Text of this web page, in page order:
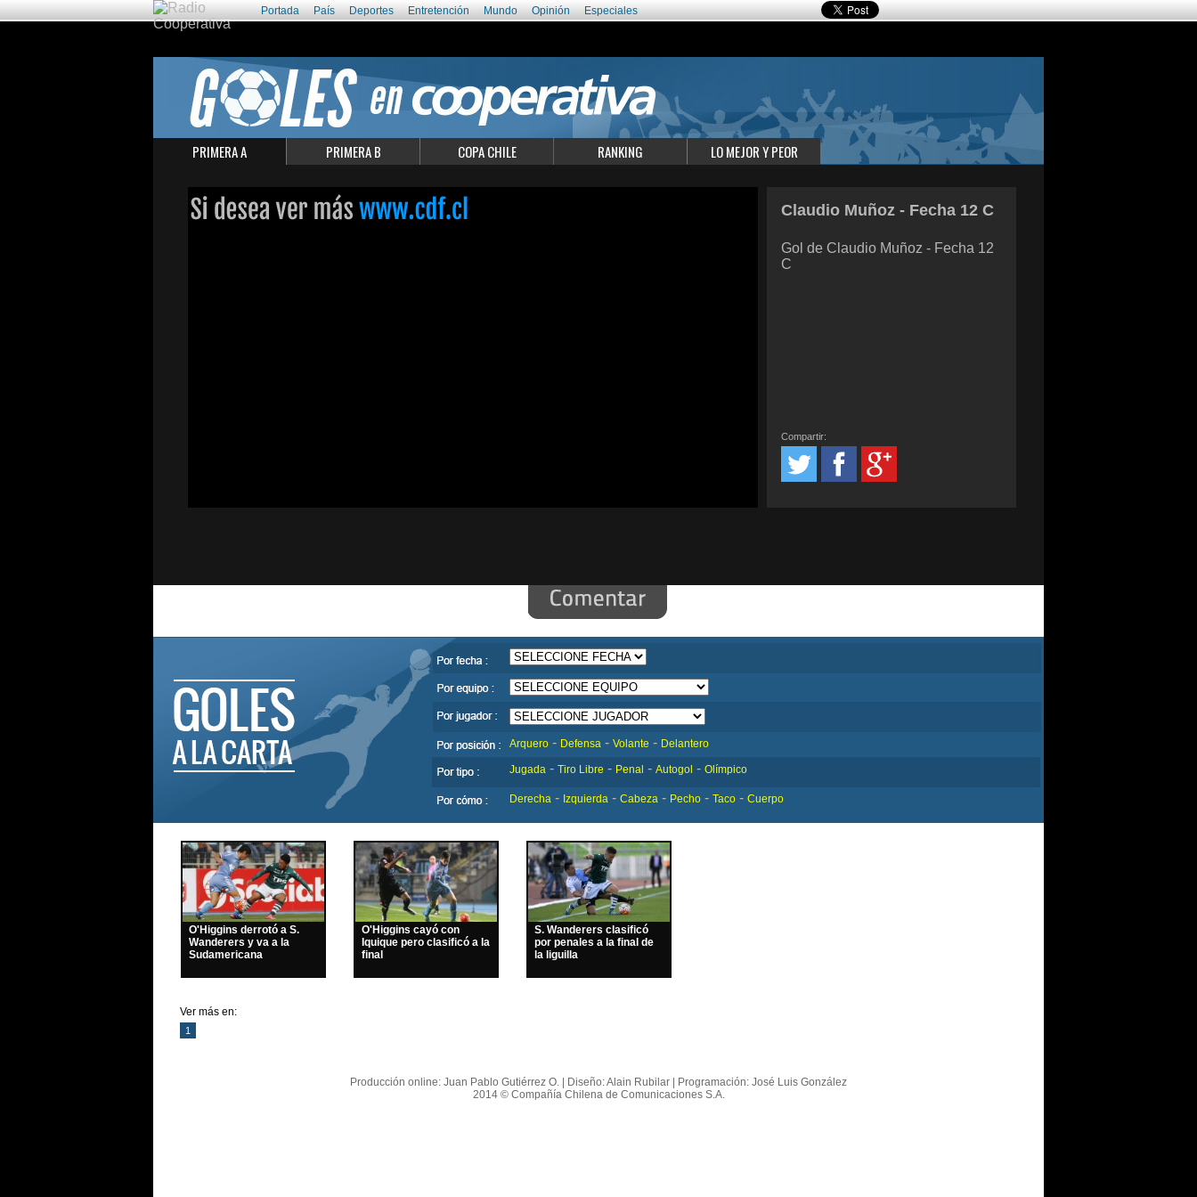
Portada País Deportes Entretención Mundo Opinión Especiales
PRIMERA A PRIMERA B COPA CHILE RANKING LO MEJOR Y PEOR
Claudio Muñoz - Fecha 12 C
Gol de Claudio Muñoz - Fecha 12
C
Compartir:
Arquero - Defensa - Volante - Delantero
Jugada - Tiro Libre - Penal - Autogol - Olímpico
Derecha - Izquierda - Cabeza - Pecho - Taco - Cuerpo
O'Higgins derrotó a S.
Wanderers y va a la
Sudamericana
O'Higgins cayó con
Iquique pero clasificó a la
final
S. Wanderers clasificó
por penales a la final de
la liguilla
Ver más en:
1
Producción online: Juan Pablo Gutiérrez O. | Diseño: Alain Rubilar | Programación: José Luis González
2014 © Compañía Chilena de Comunicaciones S.A.